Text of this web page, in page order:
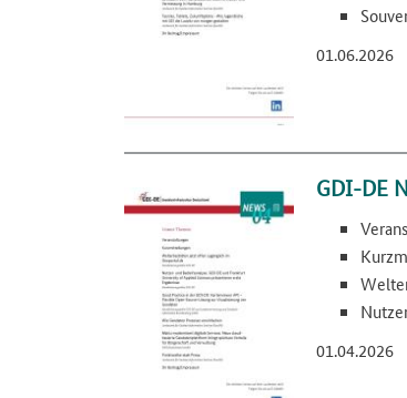
01.06.2026
GDI-DE
01.04.2026